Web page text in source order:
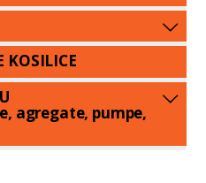
KOSILICE
agregate, pumpe,